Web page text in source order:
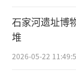
微视、一点
豆瓣、六
石家河遗址博
堆
2026-05-22